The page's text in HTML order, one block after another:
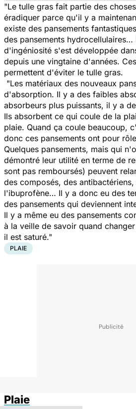
"Le tulle gras fait partie des
éradiquer parce qu'il y a
existe des pansements
des pansements hydrocellulaires…
d'ingéniosité s'est développée
depuis une vingtaine d'années.
permettent d'éviter le tulle gras.
"Les matériaux des nouveaux
d'absorption. Il y a des faibles
absorbeurs plus puissants, il y a
Ils absorbent ce qui coule de la
plaie. Quand ça coule beaucoup,
donc ces pansements ont pour
Quelques pansements, mais qui
démontré leur utilité en terme de
sont pas remboursés) peuvent
des composés, des
l'ibuprofène… Il y a donc eu des
des pansements qui deviennent
Il y a même eu des pansements
à la veille de savoir quand
il est saturé."
PLAIE
Plaie